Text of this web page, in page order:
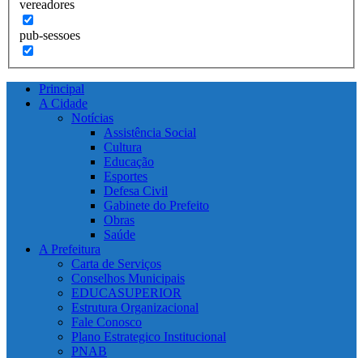
vereadores
pub-sessoes
Principal
A Cidade
Notícias
Assistência Social
Cultura
Educação
Esportes
Defesa Civil
Gabinete do Prefeito
Obras
Saúde
A Prefeitura
Carta de Serviços
Conselhos Municipais
EDUCASUPERIOR
Estrutura Organizacional
Fale Conosco
Plano Estrategico Institucional
PNAB